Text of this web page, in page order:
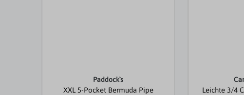
Paddock`s
XXL 5-Pocket Bermuda Pipe
Leichte 3/4